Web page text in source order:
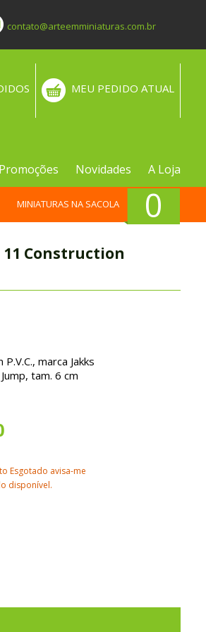
contato@arteemminiaturas.com.br
MEU PEDIDO ATUAL
Promoções Novidades A Loja
0
MINIATURAS NA SACOLA
Construction
marca Jakks
tam. 6 cm
Esgotado avisa-me
disponível.